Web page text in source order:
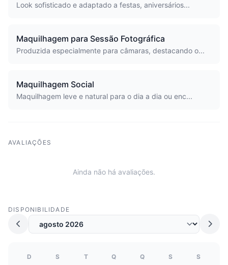
Look sofisticado e adaptado a festas, aniversários...
Maquilhagem para Sessão Fotográfica
Produzida especialmente para câmaras, destacando o...
Maquilhagem Social
Maquilhagem leve e natural para o dia a dia ou enc...
AVALIAÇÕES
Ainda não há avaliações.
DISPONIBILIDADE
D S T Q Q S S